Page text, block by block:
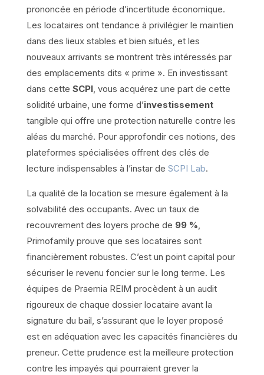
prononcée en période d’incertitude économique.
Les locataires ont tendance à privilégier le maintien
dans des lieux stables et bien situés, et les
nouveaux arrivants se montrent très intéressés par
des emplacements dits « prime ». En investissant
dans cette SCPI, vous acquérez une part de cette
solidité urbaine, une forme d’investissement
tangible qui offre une protection naturelle contre les
aléas du marché. Pour approfondir ces notions, des
plateformes spécialisées offrent des clés de
lecture indispensables à l’instar de SCPI Lab.
La qualité de la location se mesure également à la
solvabilité des occupants. Avec un taux de
recouvrement des loyers proche de 99 %,
Primofamily prouve que ses locataires sont
financièrement robustes. C’est un point capital pour
sécuriser le revenu foncier sur le long terme. Les
équipes de Praemia REIM procèdent à un audit
rigoureux de chaque dossier locataire avant la
signature du bail, s’assurant que le loyer proposé
est en adéquation avec les capacités financières du
preneur. Cette prudence est la meilleure protection
contre les impayés qui pourraient grever la